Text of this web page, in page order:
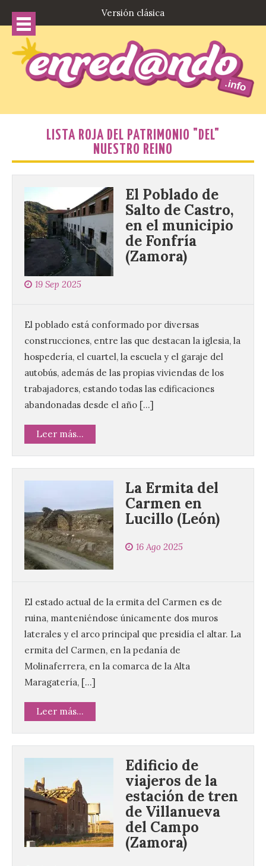
Versión clásica
LISTA ROJA DEL PATRIMONIO "DEL"
NUESTRO REINO
El Poblado de
Salto de Castro,
en el municipio
de Fonfría
(Zamora)
19 Sep 2025
El poblado está conformado por diversas
construcciones, entre las que destacan la iglesia, la
hospedería, el cuartel, la escuela y el garaje del
autobús, además de las propias viviendas de los
trabajadores, estando todas las edificaciones
abandonadas desde el año […]
Leer más...
La Ermita del
Carmen en
Lucillo (León)
16 Ago 2025
El estado actual de la ermita del Carmen es de
ruina, manteniéndose únicamente dos muros
laterales y el arco principal que presidía el altar. La
ermita del Carmen, en la pedanía de
Molinaferrera, en la comarca de la Alta
Maragatería, […]
Leer más...
Edificio de
viajeros de la
estación de tren
de Villanueva
del Campo
(Zamora)